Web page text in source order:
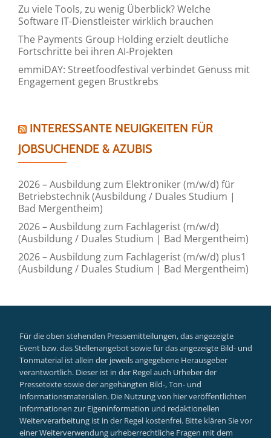
Zu viele Tools, zu wenig Überblick? Welche
Software IT-Dienstleister wirklich brauchen
The Payments Group Holding erzielt deutliche
Fortschritte bei ihren AI-Projekten
emmiDAY: Streetfoodfestival verbindet Genuss mit
Engagement gegen Brustkrebs
INTERESSANTE NEUIGKEITEN FÜR
JOBSUCHENDE & AZUBIS
2026 – Ausbildung zum Elektroniker (m/w/d) für
Betriebstechnik (Ausbildung / Duales Studium |
Bad Mergentheim)
2026 – Ausbildung zum Fachlagerist (m/w/d)
(Ausbildung / Duales Studium | Bad Mergentheim)
2026 – Ausbildung zum Fachlagerist (m/w/d) plus1
(Ausbildung / Duales Studium | Bad Mergentheim)
Für die oben stehenden Pressemitteilungen, das angezeigte
Event bzw. das Stellenangebot sowie für das angezeigte Bild- und
Tonmaterial ist allein der jeweils angegebene Herausgeber
verantwortlich. Dieser ist in der Regel auch Urheber der
Pressetexte sowie der angehängten Bild-, Ton- und
Informationsmaterialien. Die Nutzung von hier veröffentlichten
Informationen zur Eigeninformation und redaktionellen
Weiterverarbeitung ist in der Regel kostenfrei. Bitte klären Sie vor
einer Weiterverwendung urheberrechtliche Fragen mit dem